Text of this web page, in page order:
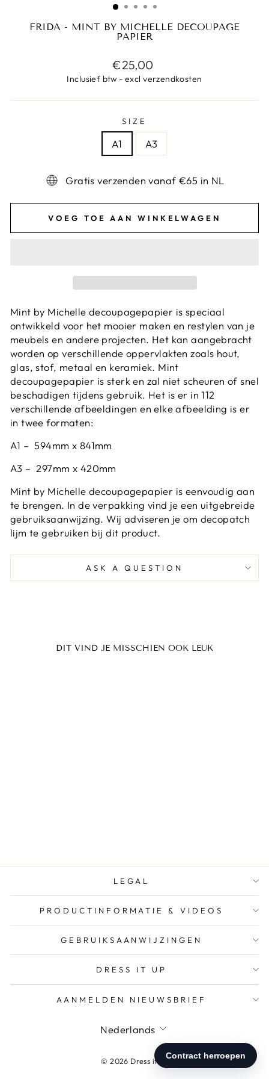
FRIDA - MINT BY MICHELLE DECOUPAGE
PAPIER
Prijs
€25,00
Inclusief btw - excl verzendkosten
SIZE
A1 A3
Gratis verzenden vanaf €65 in NL
VOEG TOE AAN WINKELWAGEN
Mint by Michelle decoupagepapier is speciaal
ontwikkeld voor het mooier maken en restylen van je
meubels en andere projecten. Het kan aangebracht
worden op verschillende oppervlakten zoals hout,
glas, stof, metaal en keramiek. Mint
decoupagepapier is sterk en zal niet scheuren of snel
beschadigen tijdens gebruik. Het is er in 112
verschillende afbeeldingen en elke afbeelding is er
in twee formaten:
A1 – 594mm x 841mm
A3 – 297mm x 420mm
Mint by Michelle decoupagepapier is eenvoudig aan
te brengen. In de verpakking vind je een uitgebreide
gebruiksaanwijzing. Wij adviseren je om decopatch
lijm te gebruiken bij dit product.
ASK A QUESTION
DIT VIND JE MISSCHIEN OOK LEUK
LEGAL
PRODUCTINFORMATIE & VIDEOS
GEBRUIKSAANWIJZINGEN
DRESS IT UP
AANMELDEN NIEUWSBRIEF
Nederlands
© 2026 Dress it up